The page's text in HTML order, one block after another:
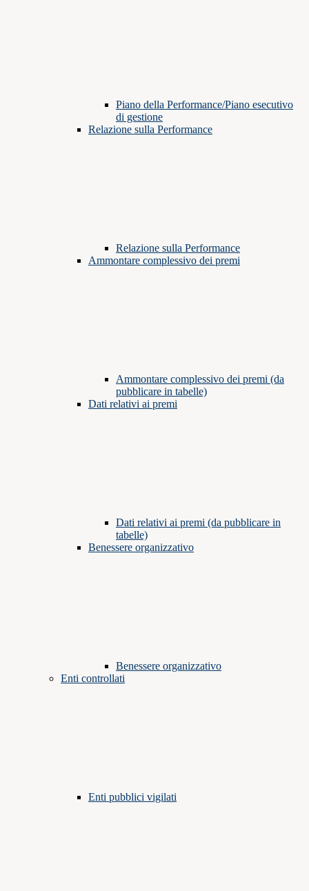
Piano della Performance/Piano esecutivo
di gestione
Relazione sulla Performance
Relazione sulla Performance
Ammontare complessivo dei premi
Ammontare complessivo dei premi (da
pubblicare in tabelle)
Dati relativi ai premi
Dati relativi ai premi (da pubblicare in
tabelle)
Benessere organizzativo
Benessere organizzativo
Enti controllati
Enti pubblici vigilati